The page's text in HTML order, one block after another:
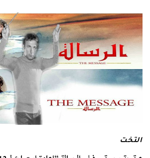
التخت